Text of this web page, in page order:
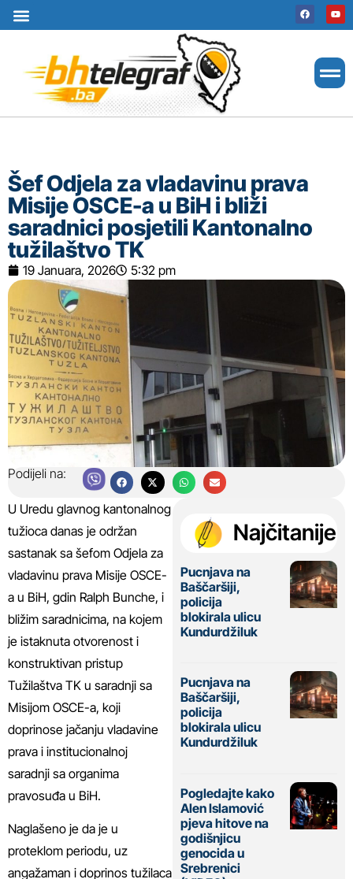
Šef Odjela za vladavinu prava
Misije OSCE-a u BiH i bliži
saradnici posjetili Kantonalno
tužilaštvo TK
19 Januara, 2026 5:32 pm
Podijeli na:
U Uredu glavnog kantonalnog
tužioca danas je održan
sastanak sa šefom Odjela za
vladavinu prava Misije OSCE-
a u BiH, gdin Ralph Bunche, i
bližim saradnicima, na kojem
je istaknuta otvorenost i
konstruktivan pristup
Tužilaštva TK u saradnji sa
Misijom OSCE-a, koji
doprinose jačanju vladavine
prava i institucionalnoj
saradnji sa organima
pravosuđa u BiH.
Naglašeno je da je u
proteklom periodu, uz
angažaman i doprinos tužilaca
Najčitanije
Pucnjava na
Baščaršiji,
policija
blokirala ulicu
Kundurdžiluk
Pucnjava na
Baščaršiji,
policija
blokirala ulicu
Kundurdžiluk
Pogledajte kako
Alen Islamović
pjeva hitove na
godišnjicu
genocida u
Srebrenici